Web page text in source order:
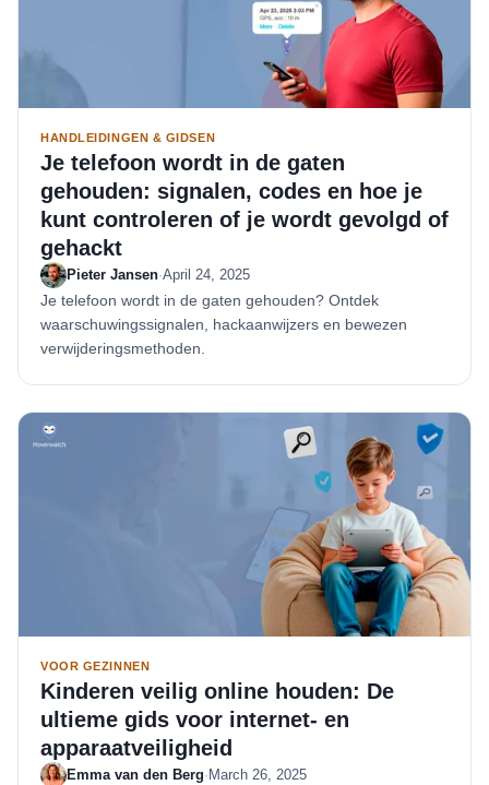
HANDLEIDINGEN & GIDSEN
Je telefoon wordt in de gaten
gehouden: signalen, codes en hoe je
kunt controleren of je wordt gevolgd of
gehackt
Pieter Jansen·April 24, 2025
Je telefoon wordt in de gaten gehouden? Ontdek
waarschuwingssignalen, hackaanwijzers en bewezen
verwijderingsmethoden.
VOOR GEZINNEN
Kinderen veilig online houden: De
ultieme gids voor internet- en
apparaatveiligheid
Emma van den Berg· March 26, 2025